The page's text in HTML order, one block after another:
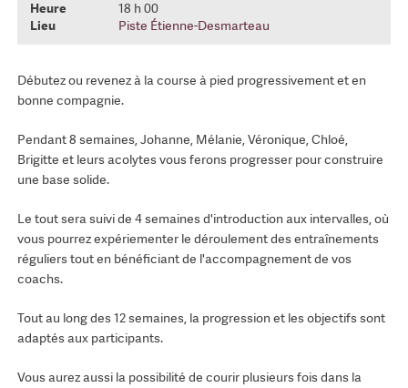
Heure
18 h 00
Lieu
Piste Étienne-Desmarteau
Débutez ou revenez à la course à pied progressivement et en
bonne compagnie.
Pendant 8 semaines, Johanne, Mélanie, Véronique, Chloé,
Brigitte et leurs acolytes vous ferons progresser pour construire
une base solide.
Le tout sera suivi de 4 semaines d'introduction aux intervalles, où
vous pourrez expériementer le déroulement des entraînements
réguliers tout en bénéficiant de l'accompagnement de vos
coachs.
Tout au long des 12 semaines, la progression et les objectifs sont
adaptés aux participants.
Vous aurez aussi la possibilité de courir plusieurs fois dans la